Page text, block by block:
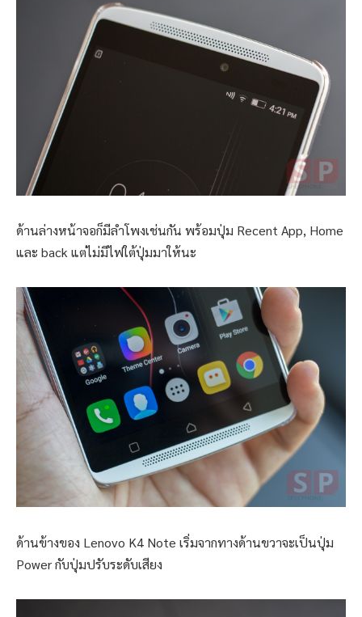
ด้านล่างหน้าจอก็มีลำโพงเช่นกัน พร้อมปุ่ม Recent App, Home
และ back แต่ไม่มีไฟใต้ปุ่มมาให้นะ
ด้านข้างของ Lenovo K4 Note เริ่มจากทางด้านขวาจะเป็นปุ่ม
Power กับปุ่มปรับระดับเสียง